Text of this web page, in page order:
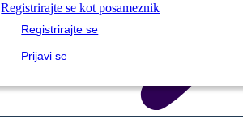
Registrirajte se kot posameznik
Registrirajte se
Prijavi se